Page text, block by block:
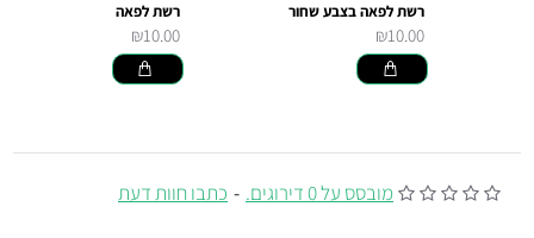
מובסס על 0 דירוגים. - כתבו חוות דעת
רשת לפאה בצבע שחור
₪10.00
רשת לפאה
₪10.00